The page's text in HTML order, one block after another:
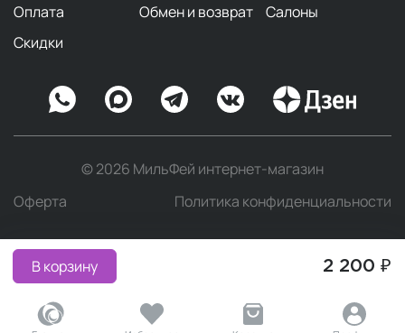
В корзину 2 200 ₽
Оплата
Обмен и возврат
Салоны
Скидки
© 2026 МильФей интернет-магазин
Оферта
Политика конфиденциальности